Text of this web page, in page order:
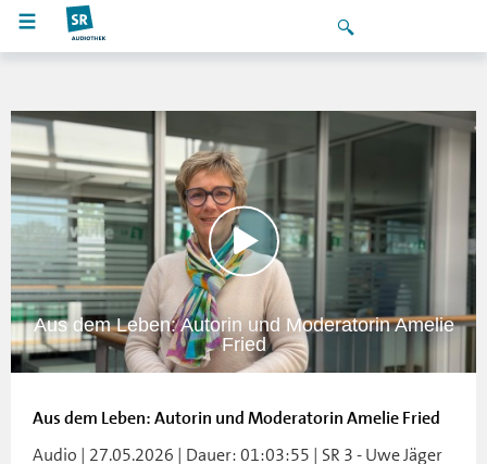
Aus dem Leben: Autorin und Moderatorin Amelie
Fried
Aus dem Leben: Autorin und Moderatorin Amelie Fried
Audio | 27.05.2026 | Dauer: 01:03:55 | SR 3 - Uwe Jäger